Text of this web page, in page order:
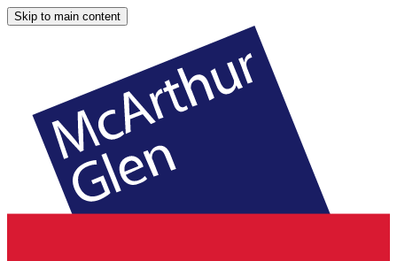
Skip to main content